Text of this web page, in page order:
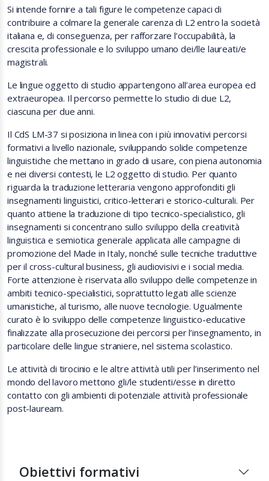
Si intende fornire a tali figure le competenze capaci di
contribuire a colmare la generale carenza di L2 entro la società
italiana e, di conseguenza, per rafforzare l’occupabilità, la
crescita professionale e lo sviluppo umano dei/lle laureati/e
magistrali.
Le lingue oggetto di studio appartengono all’area europea ed
extraeuropea. Il percorso permette lo studio di due L2,
ciascuna per due anni.
Il CdS LM-37 si posiziona in linea con i più innovativi percorsi
formativi a livello nazionale, sviluppando solide competenze
linguistiche che mettano in grado di usare, con piena autonomia
e nei diversi contesti, le L2 oggetto di studio. Per quanto
riguarda la traduzione letteraria vengono approfonditi gli
insegnamenti linguistici, critico-letterari e storico-culturali. Per
quanto attiene la traduzione di tipo tecnico-specialistico, gli
insegnamenti si concentrano sullo sviluppo della creatività
linguistica e semiotica generale applicata alle campagne di
promozione del Made in Italy, nonché sulle tecniche traduttive
per il cross-cultural business, gli audiovisivi e i social media.
Forte attenzione è riservata allo sviluppo delle competenze in
ambiti tecnico-specialistici, soprattutto legati alle scienze
umanistiche, al turismo, alle nuove tecnologie. Ugualmente
curato è lo sviluppo delle competenze linguistico-educative
finalizzate alla prosecuzione dei percorsi per l’insegnamento, in
particolare delle lingue straniere, nel sistema scolastico.
Le attività di tirocinio e le altre attività utili per l’inserimento nel
mondo del lavoro mettono gli/le studenti/esse in diretto
contatto con gli ambienti di potenziale attività professionale
post-lauream.
Obiettivi formativi